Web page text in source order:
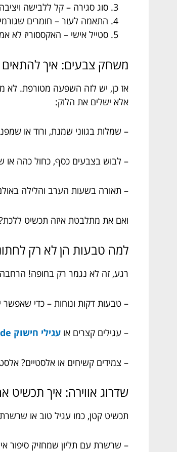
סוג סגירה – קל ללבישה
התאמה לעור – חומרים
סטייל אישי – האקססוריז לא
משחק צבעים: איך להתאים
אז כן, יש לזה השפעה מטורפת. לא
אלא ישלים את הלוק:
– שמלות בגווני שמנת, ורוד או
– לבוש בצבעים כסף, כחול כהה או
– תאורה בשעות הערב והלילה
ואם את מתלבטת איזה תכשיט
למה טבעות הן לא רק
רגע, זה לא נגמר רק בחופה!
– טבעות דקות ונוחות – כדי שאפשר
– עגילים קצרים או עגילי חישוק Theladybride
– צמידים קשיחים או אלסטיים?
שדרוג אווירה: איך תכשיט
תכשיט קטן, כמו עגיל טוב או
– שרשרת עם תליון שמחזיק סיפור